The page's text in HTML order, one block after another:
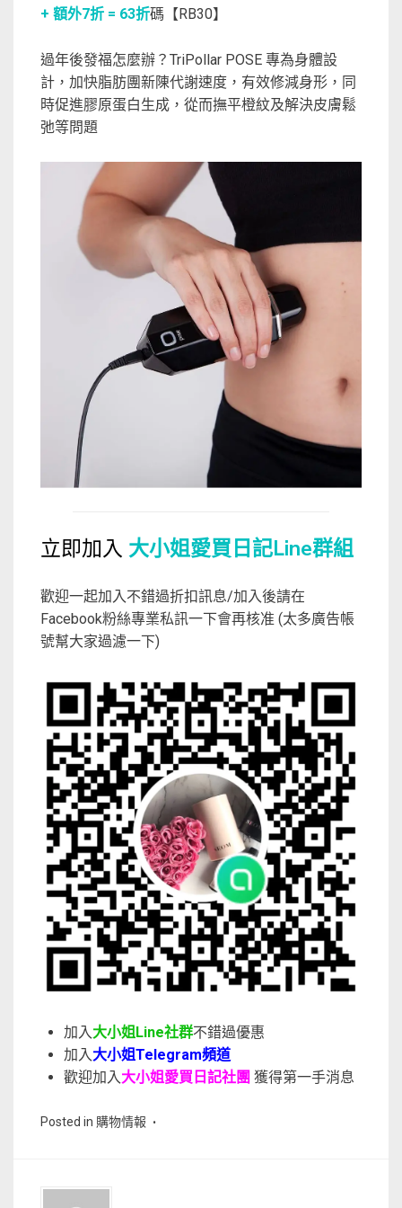
+ 額外7折 = 63折碼【RB30】
過年後發福怎麼辦？TriPollar POSE 專為身體設
計，加快脂肪團新陳代謝速度，有效修減身形，同
時促進膠原蛋白生成，從而撫平橙紋及解決皮膚鬆
弛等問題
立即加入 大小姐愛買日記Line群組
歡迎一起加入不錯過折扣訊息/加入後請在
Facebook粉絲專業私訊一下會再核准 (太多廣告帳
號幫大家過濾一下)
加入大小姐Line社群不錯過優惠
加入大小姐Telegram頻道
歡迎加入大小姐愛買日記社團 獲得第一手消息
Posted in 購物情報